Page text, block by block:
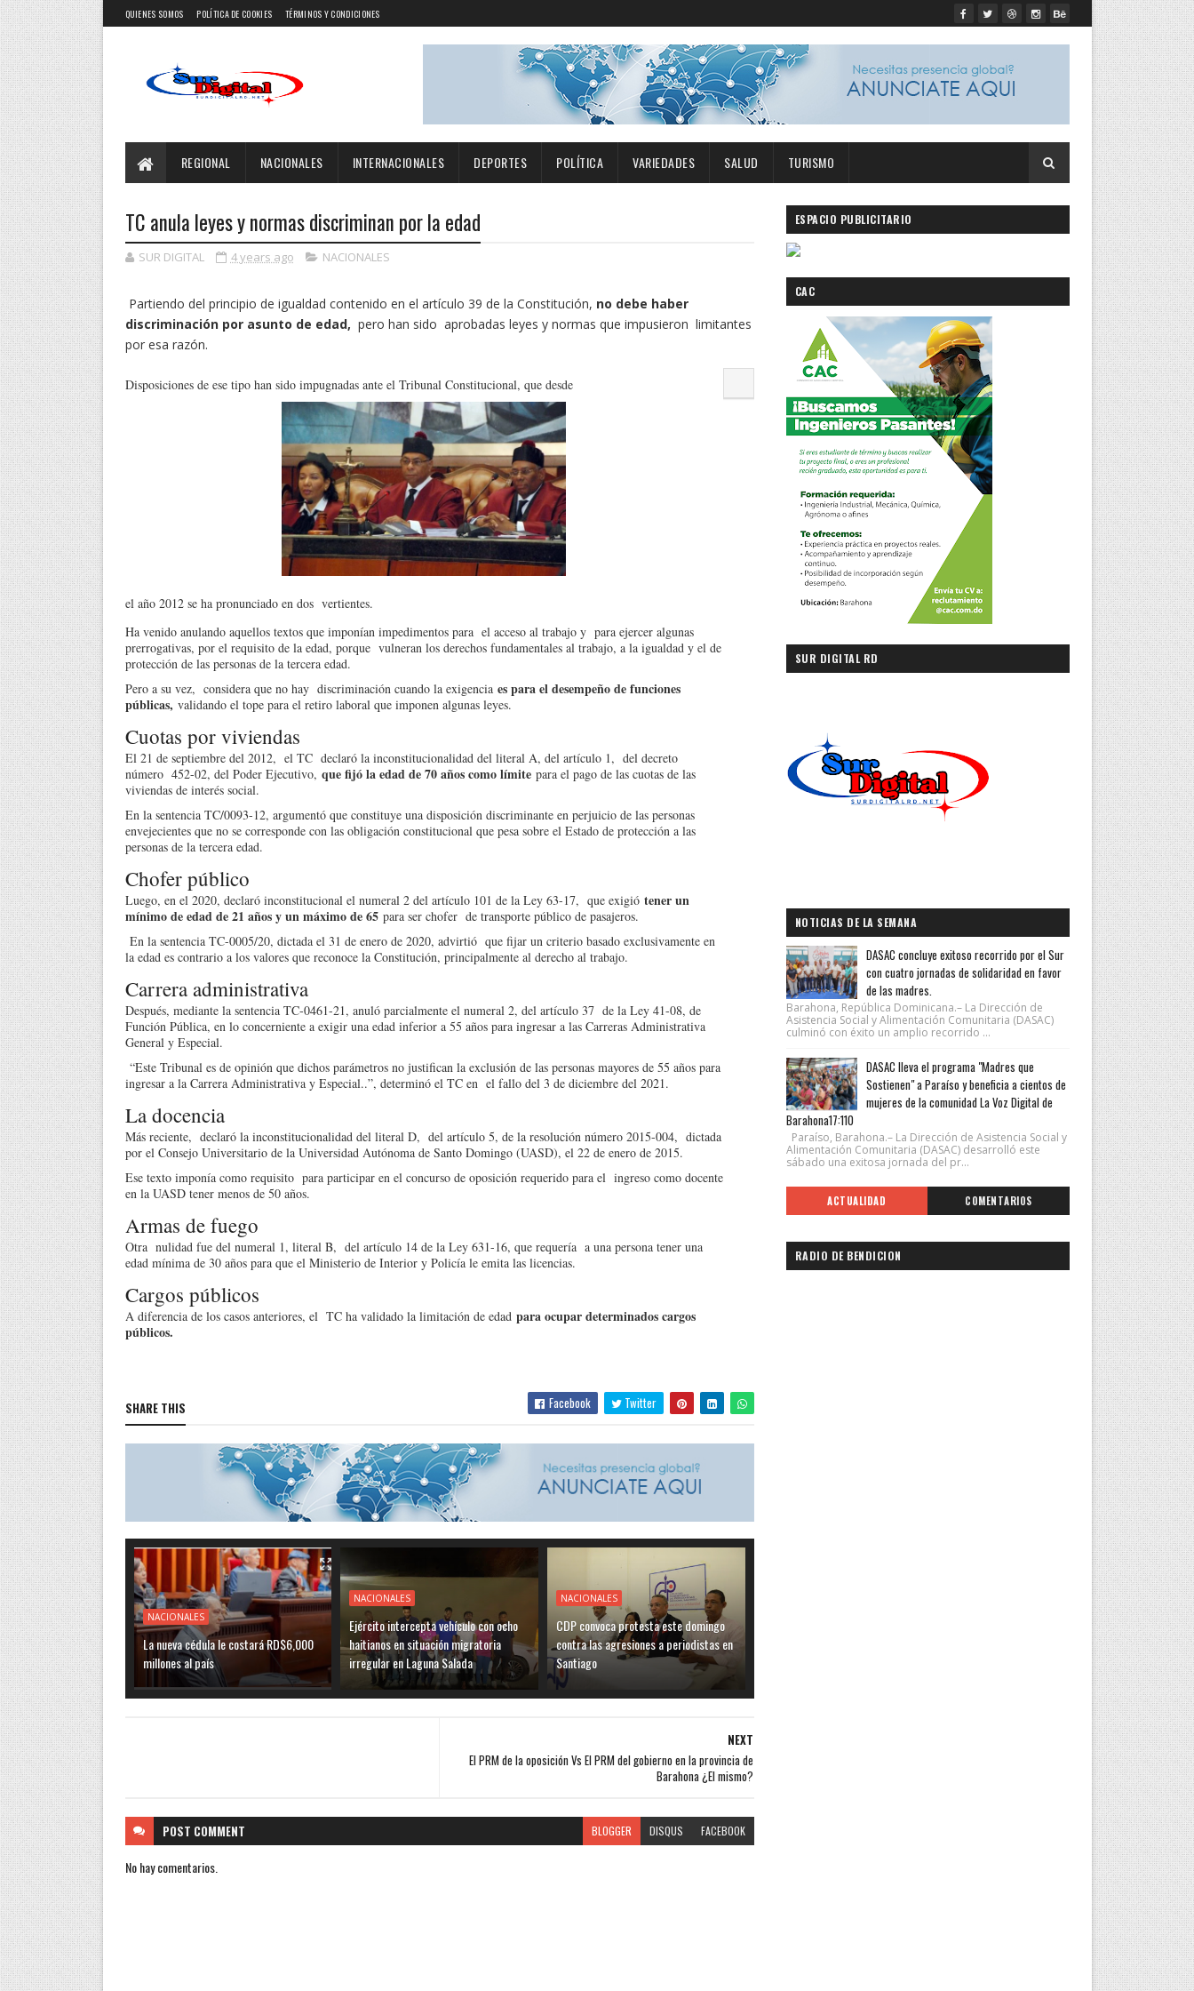
QUIENES SOMOS POLÍTICA DE COOKIES TÉRMINOS Y CONDICIONES
REGIONAL NACIONALES INTERNACIONALES DEPORTES POLÍTICA VARIEDADES SALUD TURISMO
TC anula leyes y normas discriminan por la edad
SUR DIGITAL 4 years ago NACIONALES
Partiendo del principio de igualdad contenido en el artículo 39 de la Constitución, no debe haber
discriminación por asunto de edad, pero han sido aprobadas leyes y normas que impusieron limitantes
por esa razón.
Disposiciones de ese tipo han sido impugnadas ante el Tribunal Constitucional, que desde
el año 2012 se ha pronunciado en dos vertientes.
Ha venido anulando aquellos textos que imponían impedimentos para el acceso al trabajo y para ejercer algunas
prerrogativas, por el requisito de la edad, porque vulneran los derechos fundamentales al trabajo, a la igualdad y el de
protección de las personas de la tercera edad.
Pero a su vez, considera que no hay discriminación cuando la exigencia es para el desempeño de funciones
públicas, validando el tope para el retiro laboral que imponen algunas leyes.
Cuotas por viviendas
El 21 de septiembre del 2012, el TC declaró la inconstitucionalidad del literal A, del artículo 1, del decreto
número 452-02, del Poder Ejecutivo, que fijó la edad de 70 años como límite para el pago de las cuotas de las
viviendas de interés social.
En la sentencia TC/0093-12, argumentó que constituye una disposición discriminante en perjuicio de las personas
envejecientes que no se corresponde con las obligación constitucional que pesa sobre el Estado de protección a las
personas de la tercera edad.
Chofer público
Luego, en el 2020, declaró inconstitucional el numeral 2 del artículo 101 de la Ley 63-17, que exigiótener un
mínimo de edad de 21 años y un máximo de 65 para ser chofer de transporte público de pasajeros.
En la sentencia TC-0005/20, dictada el 31 de enero de 2020, advirtió que fijar un criterio basado exclusivamente en
la edad es contrario a los valores que reconoce la Constitución, principalmente al derecho al trabajo.
Carrera administrativa
Después, mediante la sentencia TC-0461-21, anuló parcialmente el numeral 2, del artículo 37 de la Ley 41-08, de
Función Pública, en lo concerniente a exigir una edad inferior a 55 años para ingresar a las Carreras Administrativa
General y Especial.
“Este Tribunal es de opinión que dichos parámetros no justifican la exclusión de las personas mayores de 55 años para
ingresar a la Carrera Administrativa y Especial..”, determinó el TC en el fallo del 3 de diciembre del 2021.
La docencia
Más reciente, declaró la inconstitucionalidad del literal D, del artículo 5, de la resolución número 2015-004, dictada
por el Consejo Universitario de la Universidad Autónoma de Santo Domingo (UASD), el 22 de enero de 2015.
Ese texto imponía como requisito para participar en el concurso de oposición requerido para el ingreso como docente
en la UASD tener menos de 50 años.
Armas de fuego
Otra nulidad fue del numeral 1, literal B, del artículo 14 de la Ley 631-16, que requería a una persona tener una
edad mínima de 30 años para que el Ministerio de Interior y Policía le emita las licencias.
Cargos públicos
A diferencia de los casos anteriores, el TC ha validado la limitación de edad para ocupar determinados cargos
públicos.
SHARE THIS Facebook Twitter
NACIONALES
La nueva cédula le costará RD$6,000
millones al país
NACIONALES
Ejército intercepta vehículo con ocho
haitianos en situación migratoria
irregular en Laguna Salada
NACIONALES
CDP convoca protesta este domingo
contra las agresiones a periodistas en
Santiago
NEXT
El PRM de la oposición Vs El PRM del gobierno en la provincia de
Barahona ¿El mismo?
POST COMMENT BLOGGER DISQUS FACEBOOK
No hay comentarios.
ESPACIO PUBLICITARIO
CAC
SUR DIGITAL RD
NOTICIAS DE LA SEMANA
DASAC concluye exitoso recorrido por el Sur
con cuatro jornadas de solidaridad en favor
de las madres.
Barahona, República Dominicana.– La Dirección de
Asistencia Social y Alimentación Comunitaria (DASAC)
culminó con éxito un amplio recorrido ...
DASAC lleva el programa "Madres que
Sostienen" a Paraíso y beneficia a cientos de
mujeres de la comunidad La Voz Digital de
Barahona17:110
Paraíso, Barahona.– La Dirección de Asistencia Social y
Alimentación Comunitaria (DASAC) desarrolló este
sábado una exitosa jornada del pr...
ACTUALIDAD COMENTARIOS
RADIO DE BENDICION